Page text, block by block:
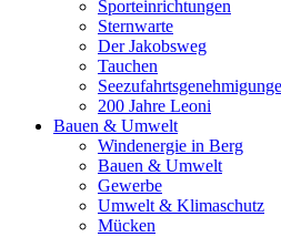
Sporteinrichtungen
Sternwarte
Der Jakobsweg
Tauchen
200 Jahre Leoni
Bauen & Umwelt
Windenergie in Berg
Bauen & Umwelt
Gewerbe
Umwelt & Klimaschutz
Mücken